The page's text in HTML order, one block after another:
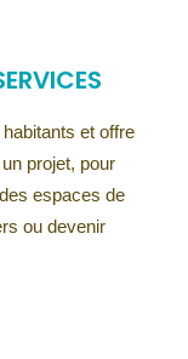
et offre
projet, pour
espaces de
ou devenir